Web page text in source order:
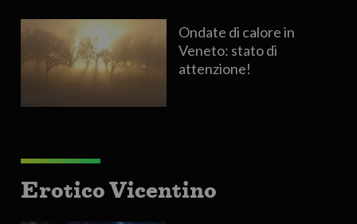
Ondate di calore in
Veneto: stato di
attenzione!
Erotico Vicentino